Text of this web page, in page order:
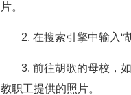
片。
2. 在搜索引擎中输入“
3. 前往胡歌的母校，
教职工提供的照片。